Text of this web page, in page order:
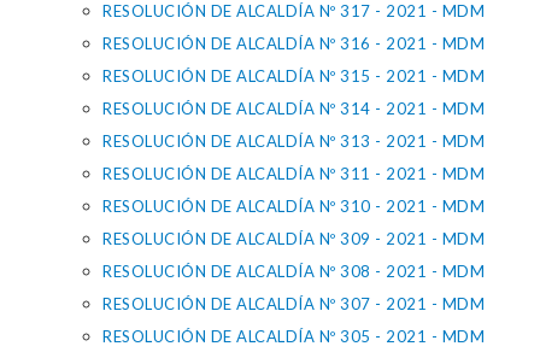
RESOLUCIÓN DE ALCALDÍA Nº 317 - 2021 - MDM
RESOLUCIÓN DE ALCALDÍA Nº 316 - 2021 - MDM
RESOLUCIÓN DE ALCALDÍA Nº 315 - 2021 - MDM
RESOLUCIÓN DE ALCALDÍA Nº 314 - 2021 - MDM
RESOLUCIÓN DE ALCALDÍA Nº 313 - 2021 - MDM
RESOLUCIÓN DE ALCALDÍA Nº 311 - 2021 - MDM
RESOLUCIÓN DE ALCALDÍA Nº 310 - 2021 - MDM
RESOLUCIÓN DE ALCALDÍA Nº 309 - 2021 - MDM
RESOLUCIÓN DE ALCALDÍA Nº 308 - 2021 - MDM
RESOLUCIÓN DE ALCALDÍA Nº 307 - 2021 - MDM
RESOLUCIÓN DE ALCALDÍA Nº 305 - 2021 - MDM